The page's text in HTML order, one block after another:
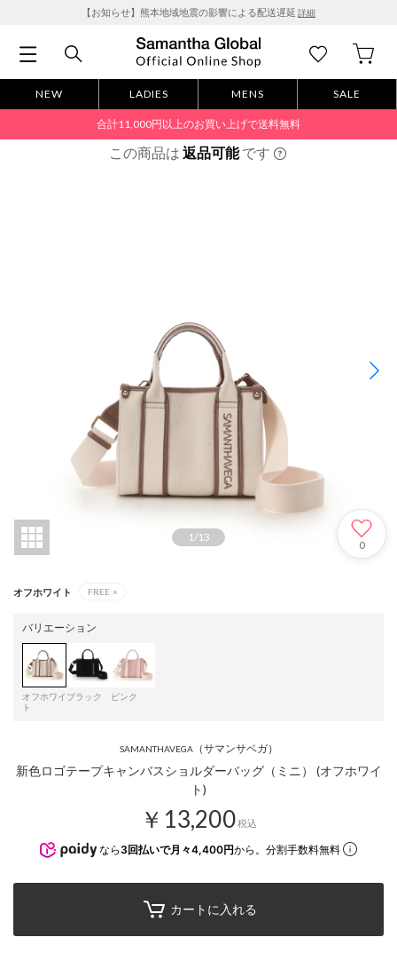
【お知らせ】熊本地域地震の影響による配送遅延 詳細
NEW LADIES MENS SALE
合計11,000円以上のお買い上げで送料無料
この商品は 返品可能です
1/13
0
オフホワイト FREE ×
バリエーション
オフホワイ
ト
ブラック ピンク
SAMANTHAVEGA（サマンサベガ）
新色ロゴテープキャンバスショルダーバッグ（ミニ） (オフホワイ
ト)
￥13,200税込
なら 3回払いで月々4,400円から。分割手数料無料
カートに入れる